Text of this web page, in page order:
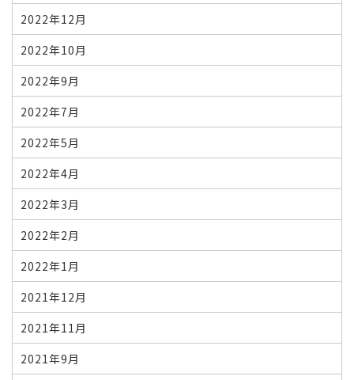
2022年12月
2022年10月
2022年9月
2022年7月
2022年5月
2022年4月
2022年3月
2022年2月
2022年1月
2021年12月
2021年11月
2021年9月